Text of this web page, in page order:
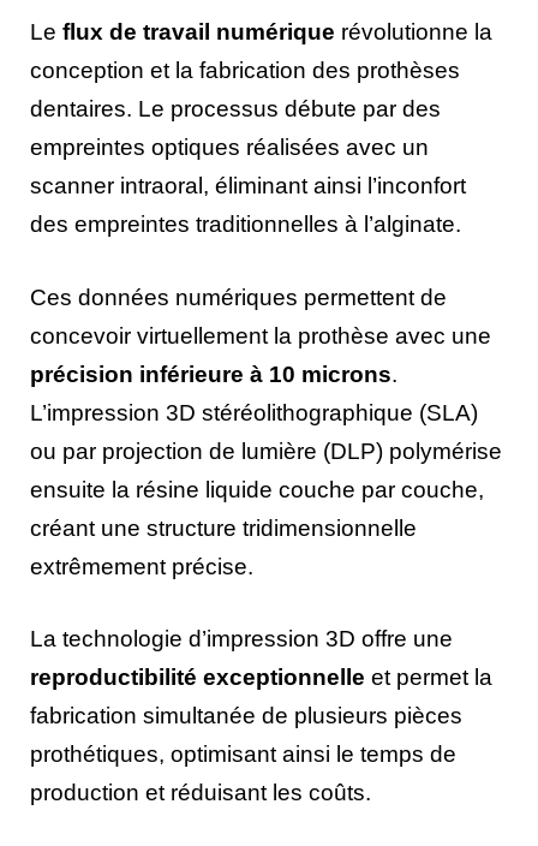
Le flux de travail numérique révolutionne la
conception et la fabrication des prothèses
dentaires. Le processus débute par des
empreintes optiques réalisées avec un
scanner intraoral, éliminant ainsi l’inconfort
des empreintes traditionnelles à l’alginate.
Ces données numériques permettent de
concevoir virtuellement la prothèse avec une
précision inférieure à 10 microns.
L’impression 3D stéréolithographique (SLA)
ou par projection de lumière (DLP) polymérise
ensuite la résine liquide couche par couche,
créant une structure tridimensionnelle
extrêmement précise.
La technologie d’impression 3D offre une
reproductibilité exceptionnelle et permet la
fabrication simultanée de plusieurs pièces
prothétiques, optimisant ainsi le temps de
production et réduisant les coûts.